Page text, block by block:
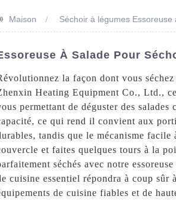
>> Maison Séchoir à légumes
À Salade Pour
la façon dont vous
Heating Equipment Co., Ltd.,
permettant de déguster des
ce qui rend il convient aux
tandis que le mécanisme
et faites quelques tours à la
séchés avec notre
cuisine essentiel répondra à coup
de cuisine fiables et de